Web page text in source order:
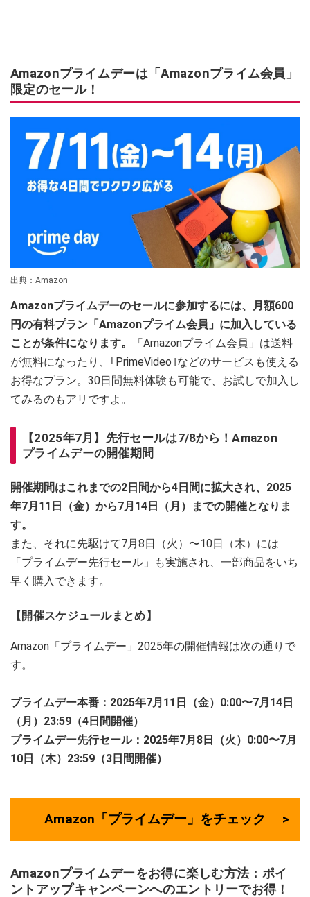
Amazonプライムデーは「Amazonプライム会員」
限定のセール！
出典：Amazon
Amazonプライムデーのセールに参加するには、月額600
円の有料プラン「Amazonプライム会員」に加入している
ことが条件になります。
「Amazonプライム会員」は送料
が無料になったり、｢PrimeVideo｣などのサービスも使える
お得なプラン。30日間無料体験も可能で、お試しで加入し
てみるのもアリですよ。
【2025年7月】先行セールは7/8から！Amazon
プライムデーの開催期間
開催期間はこれまでの2日間から4日間に拡大され、2025
年7月11日（金）から7月14日（月）までの開催となりま
す。
また、それに先駆けて7月8日（火）〜10日（木）には
「プライムデー先行セール」も実施され、一部商品をいち
早く購入できます。
【開催スケジュールまとめ】
Amazon「プライムデー」2025年の開催情報は次の通りで
す。
プライムデー本番：2025年7月11日（金）0:00〜7月14日
（月）23:59（4日間開催）
プライムデー先行セール：2025年7月8日（火）0:00〜7月
10日（木）23:59（3日間開催）
Amazon「プライムデー」をチェック
Amazonプライムデーをお得に楽しむ方法：ポイ
ントアップキャンペーンへのエントリーでお得！